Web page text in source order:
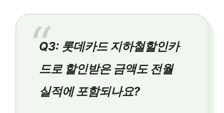
Q3: 롯데카드 지하철할인카
드로 할인받은 금액도 전월
실적에 포함되나요?